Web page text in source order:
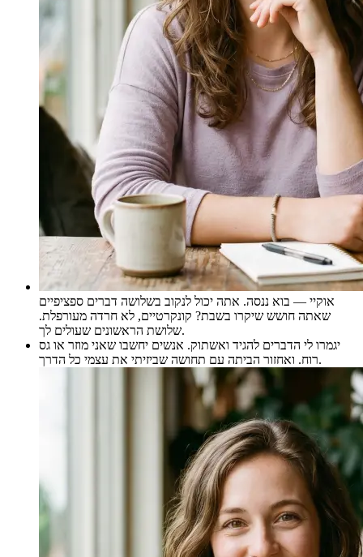
אוקיי — בוא ננסה. אתה יכול לנקוב בשלושה דברים ספציפיים
שאתה חושש שיקרו בשבת? קונקרטיים, לא חרדה מעורפלת.
שלושת הראשונים שעולים לך.
יגמרו לי הדברים להגיד ואשתוק. אנשים יחשבו שאני מוזר או גס
רוח. ואחזור הביתה עם תחושה שביזיתי את עצמי כל הדרך.